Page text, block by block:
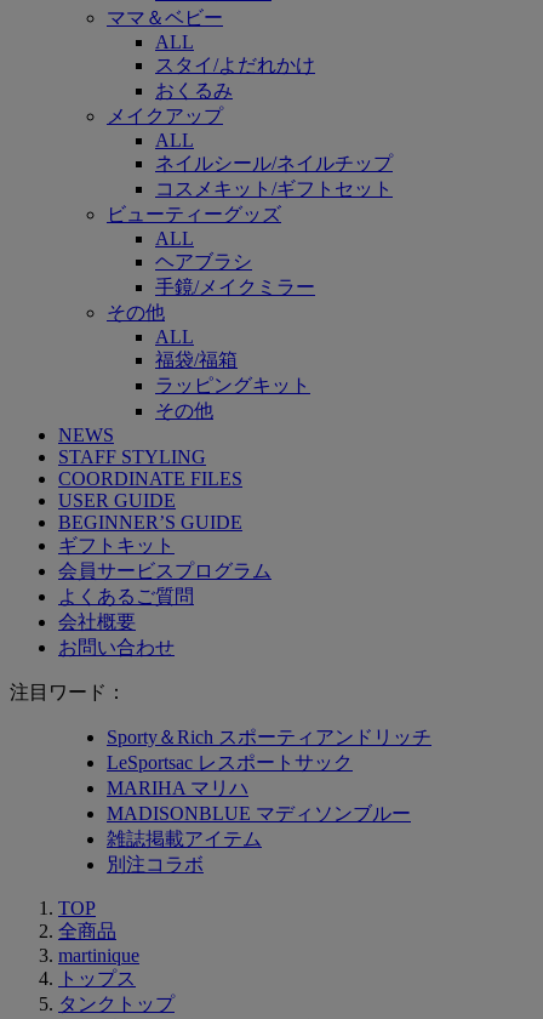
ママ＆ベビー
ALL
スタイ/よだれかけ
おくるみ
メイクアップ
ALL
ネイルシール/ネイルチップ
コスメキット/ギフトセット
ビューティーグッズ
ALL
ヘアブラシ
手鏡/メイクミラー
その他
ALL
福袋/福箱
ラッピングキット
その他
NEWS
STAFF STYLING
COORDINATE FILES
USER GUIDE
BEGINNER’S GUIDE
ギフトキット
会員サービスプログラム
よくあるご質問
会社概要
お問い合わせ
注目ワード：
Sporty＆Rich スポーティアンドリッチ
LeSportsac レスポートサック
MARIHA マリハ
MADISONBLUE マディソンブルー
雑誌掲載アイテム
別注コラボ
TOP
全商品
martinique
トップス
タンクトップ